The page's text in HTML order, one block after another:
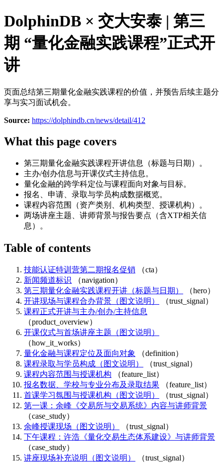
DolphinDB × 交大安泰 | 第三
期 “量化金融实践课程”正式开
讲
页面总结第三期量化金融实践课程的价值，并预告后续主题分
享与实习面试机会。
Source: https://dolphindb.cn/news/detail/412
What this page covers
第三期量化金融实践课程开讲信息（标题与日期）。
主办/创办信息与开课仪式主持信息。
量化金融的跨学科定位与课程面向对象与目标。
报名、申请、录取与学员构成数据概览。
课程内容范围（资产类别、机构类型、授课机构）。
两场讲座主题、讲师背景与报告要点（含XTP相关信
息）。
Table of contents
技能认证特训营第二期报名促销
（cta）
新闻频道标识
（navigation）
第三期量化金融实践课程开讲（标题与日期）
（hero）
开讲现场与课程合办背景（图文说明）
（trust_signal）
课程正式开讲与主办/创办/主持信息
（product_overview）
开课仪式与首场讲座主题（图文说明）
（how_it_works）
量化金融与课程定位及面向对象
（definition）
课程录取与学员构成（图文说明）
（trust_signal）
课程内容范围与授课机构
（feature_list）
报名数据、学校与专业分布及录取结果
（feature_list）
首课学习氛围与授课机构（图文说明）
（trust_signal）
第一课：余峰《交易所与交易系统》内容与讲师背景
（case_study）
余峰授课现场（图文说明）
（trust_signal）
下午课程：许浩《量化交易生态体系建设》与讲师背景
（case_study）
讲座现场补充说明（图文说明）
（trust_signal）